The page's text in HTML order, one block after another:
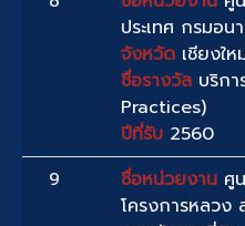
ประเทศ กรมอน
จังหวัด เชียงให
ชื่อรางวัล บริก
Practices)
ปีที่รับ 2560
9
ชื่อหน่วยงาน ศู
โครงการหลว